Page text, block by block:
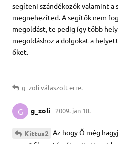
segíteni szándékozók valamint a
megnehezíted. A segítők nem
megoldást, te pedig így több
megoldáshoz a dolgokat a
őket.
g_zoliválaszolt erre.
G g_zoli 2009. jan 18.
Kittus2 Az hogy Ő még